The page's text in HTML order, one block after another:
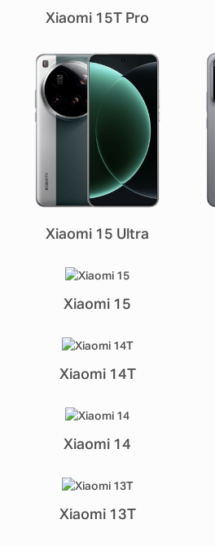
Xiaomi 15T Pro
Xiaomi 15 Ultra
Xiaomi 15
Xiaomi 14T
Xiaomi 14
Xiaomi 13T